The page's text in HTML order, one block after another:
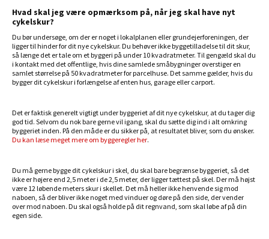
Hvad skal jeg være opmærksom på, når jeg skal have nyt
cykelskur?
Du bør undersøge, om der er noget i lokalplanen eller grundejerforeningen, der
ligger til hinder for dit nye cykelskur. Du behøver ikke byggetilladelse til dit skur,
så længe det er tale om et byggeri på under 10 kvadratmeter. Til gengæld skal du
i kontakt med det offentlige, hvis dine samlede småbygninger overstiger en
samlet størrelse på 50 kvadratmeter for parcelhuse. Det samme gælder, hvis du
bygger dit cykelskur i forlængelse af enten hus, garage eller carport.
Det er faktisk generelt vigtigt under byggeriet af dit nye cykelskur, at du tager dig
god tid. Selvom du nok bare gerne vil igang, skal du sætte dig ind i alt omkring
byggeriet inden. På den måde er du sikker på, at resultatet bliver, som du ønsker.
Du kan læse meget mere om byggeregler her.
Du må gerne bygge dit cykelskur i skel, du skal bare begrænse byggeriet, så det
ikke er højere end 2,5 meter i de 2,5 meter, der ligger tættest på skel. Der må højst
være 12 løbende meters skur i skellet. Det må heller ikke henvende sig mod
naboen, så der bliver ikke noget med vinduer og døre på den side, der vender
over mod naboen. Du skal også holde på dit regnvand, som skal løbe af på din
egen side.